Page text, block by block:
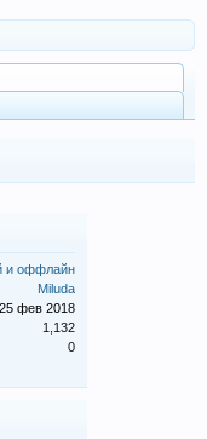
и оффлайн
Miluda
25 фев 2018
1,132
0